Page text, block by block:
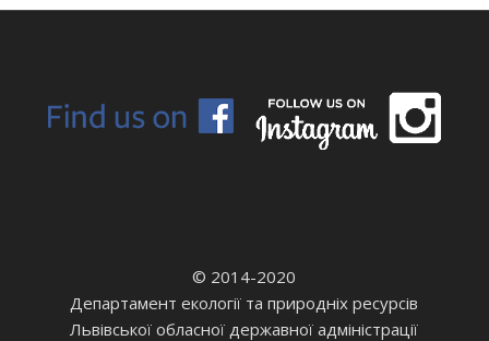
© 2014-2020
Департамент екології та природніх ресурсів
Львівської обласної державної адміністрації